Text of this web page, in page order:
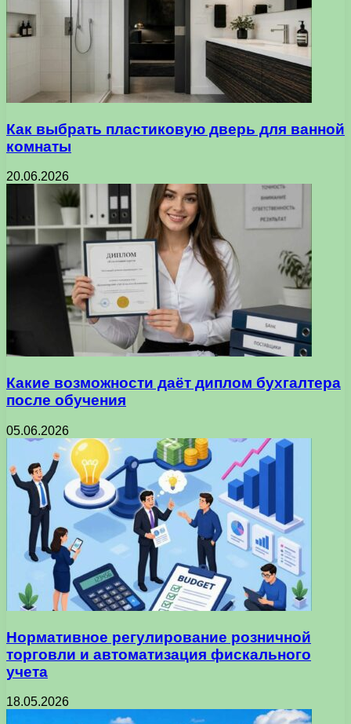
Как выбрать пластиковую дверь для ванной
комнаты
20.06.2026
Какие возможности даёт диплом бухгалтера
после обучения
05.06.2026
Нормативное регулирование розничной
торговли и автоматизация фискального
учета
18.05.2026